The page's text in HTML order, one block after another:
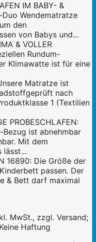
IM BABY- &
Duo Wendematratze
den
von Babys und...
& VOLLER
Rundum-
Klimawatte ist für eine
Matratze ist
nach
1 (Textilien
PROBESCHLAFEN:
ist abnehmbar
Mit dem
lässt...
16890: Die Größe der
passen. Der
& Bett darf maximal
MwSt., zzgl. Versand;
Haftung